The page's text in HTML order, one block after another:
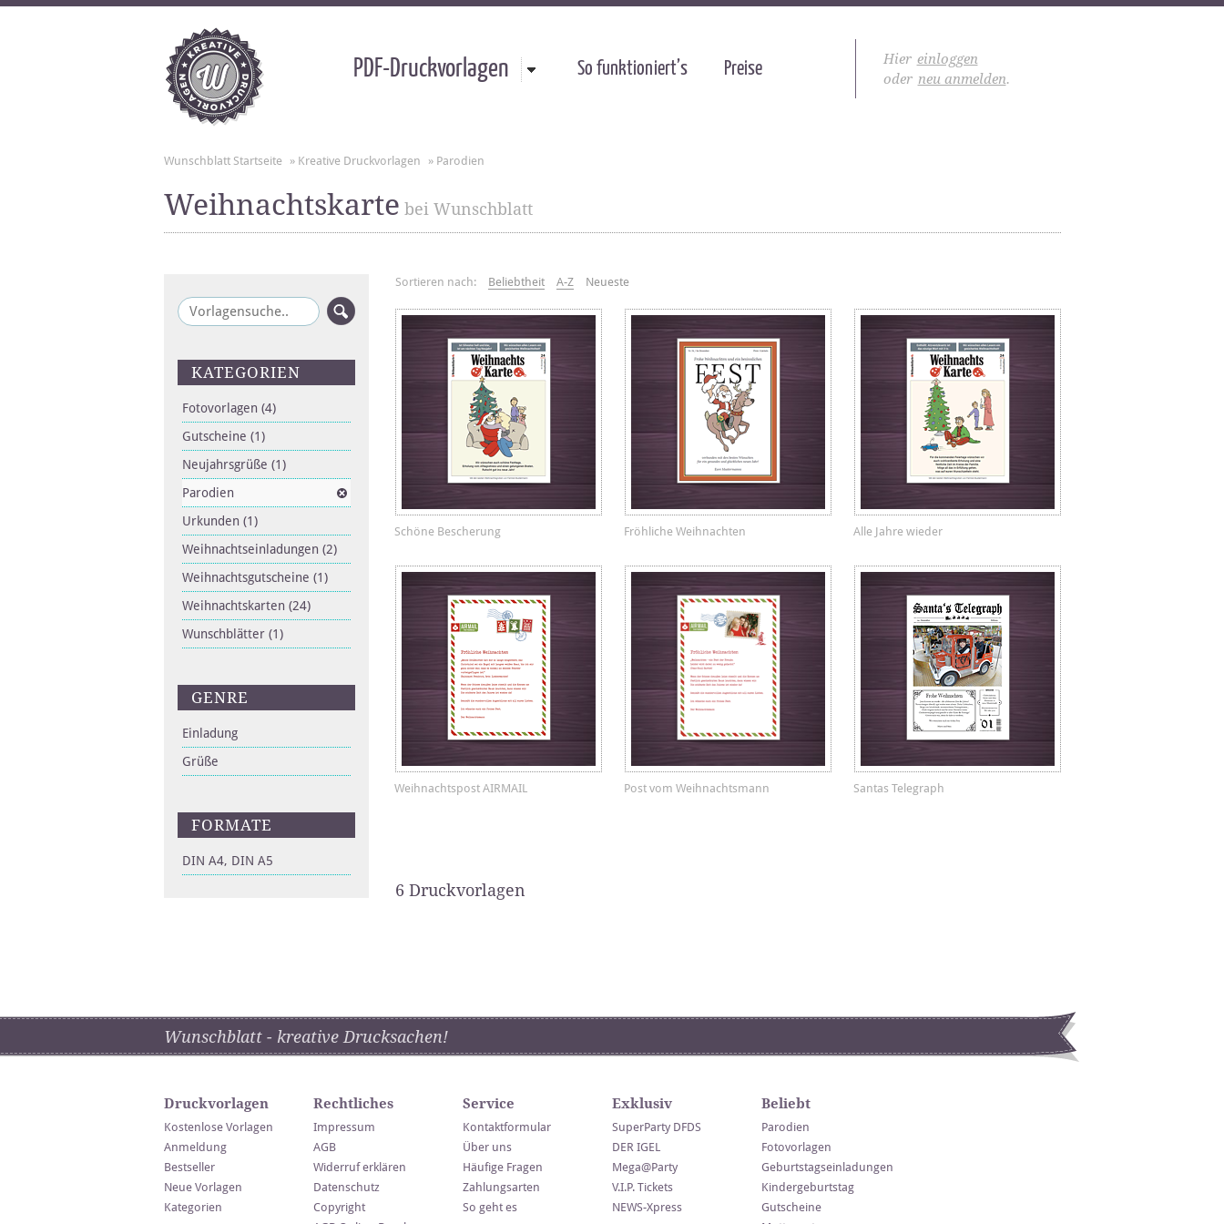
Hier einloggen
oder neu anmelden.
PDF-Druckvorlagen So funktioniert’s Preise
Wunschblatt Startseite » Kreative Druckvorlagen » Parodien
Weihnachtskarte bei Wunschblatt
KATEGORIEN
Fotovorlagen (4)
Gutscheine (1)
Neujahrsgrüße (1)
Parodien
Urkunden (1)
Weihnachtseinladungen (2)
Weihnachtsgutscheine (1)
Weihnachtskarten (24)
Wunschblätter (1)
GENRE
Einladung
Grüße
FORMATE
DIN A4, DIN A5
Sortieren nach: Beliebtheit A-Z Neueste
Schöne Bescherung Fröhliche Weihnachten Alle Jahre wieder
Weihnachtspost AIRMAIL Post vom Weihnachtsmann Santas Telegraph
6 Druckvorlagen
Wunschblatt - kreative Drucksachen!
Druckvorlagen
Kostenlose Vorlagen
Anmeldung
Bestseller
Neue Vorlagen
Kategorien
Rechtliches
Impressum
AGB
Widerruf erklären
Datenschutz
Copyright
Service
Kontaktformular
Über uns
Häufige Fragen
Zahlungsarten
So geht es
Exklusiv
SuperParty DFDS
DER IGEL
Mega@Party
V.I.P. Tickets
NEWS-Xpress
Beliebt
Parodien
Fotovorlagen
Geburtstagseinladungen
Kindergeburtstag
Gutscheine